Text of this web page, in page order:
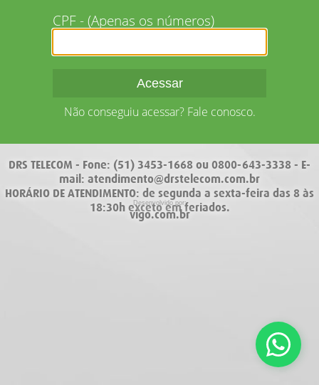
CPF - (Apenas os números)
Não conseguiu acessar? Fale conosco.
DRS TELECOM - Fone: (51) 3453-1668 ou 0800-643-3338 - E-
mail: atendimento@drstelecom.com.br
HORÁRIO DE ATENDIMENTO: de segunda a sexta-feira das 8 às
18:30h exceto em feriados.
Desenvolvido por:
vigo.com.br